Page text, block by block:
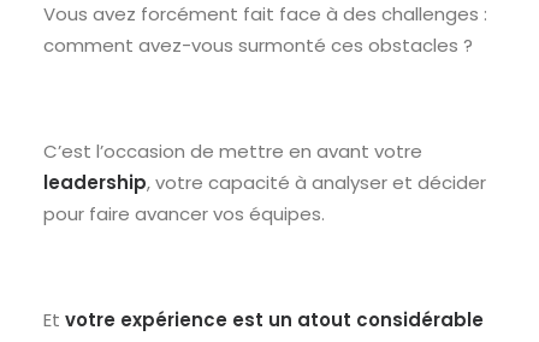
Vous avez forcément fait face à des challenges :
comment avez-vous surmonté ces obstacles ?
C’est l’occasion de mettre en avant votre
leadership, votre capacité à analyser et décider
pour faire avancer vos équipes.
Et votre expérience est un atout considérable